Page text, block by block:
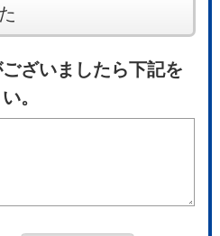
ざいましたら下記を
。